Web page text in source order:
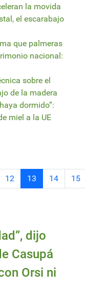
la movida
el escarabajo
que palmeras
nacional:
sobre el
de la madera
dormido”:
miel a la UE
12 13 14 15
dijo
Casupá
Orsi ni